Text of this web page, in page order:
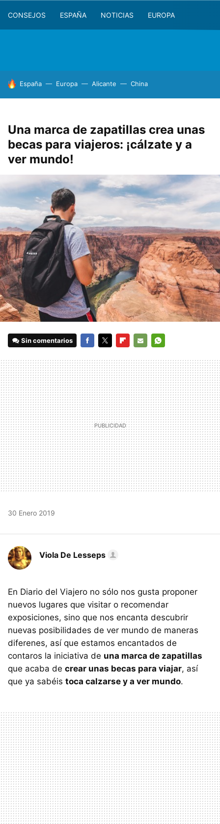
CONSEJOS ESPAÑA NOTICIAS EUROPA
HOY SE HABLA DE
España Europa Alicante China
Una marca de zapatillas crea unas
becas para viajeros: ¡cálzate y a
ver mundo!
Sin comentarios
MAIL
30 Enero 2019
Viola De Lesseps
En Diario del Viajero no sólo nos gusta proponer
nuevos lugares que visitar o recomendar
exposiciones, sino que nos encanta descubrir
nuevas posibilidades de ver mundo de maneras
diferenes, así que estamos encantados de
contaros la iniciativa de una marca de zapatillas
que acaba de crear unas becas para viajar, así
que ya sabéis toca calzarse y a ver mundo.